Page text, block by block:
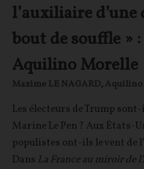
l’auxiliaire
bout de souffle »
Aquilino Morelle
Maxime LE NAGARD,
Les électeurs de Trump
Marine Le Pen ? Aux États-
populistes ont-ils le vent de
Dans La France au miroir de